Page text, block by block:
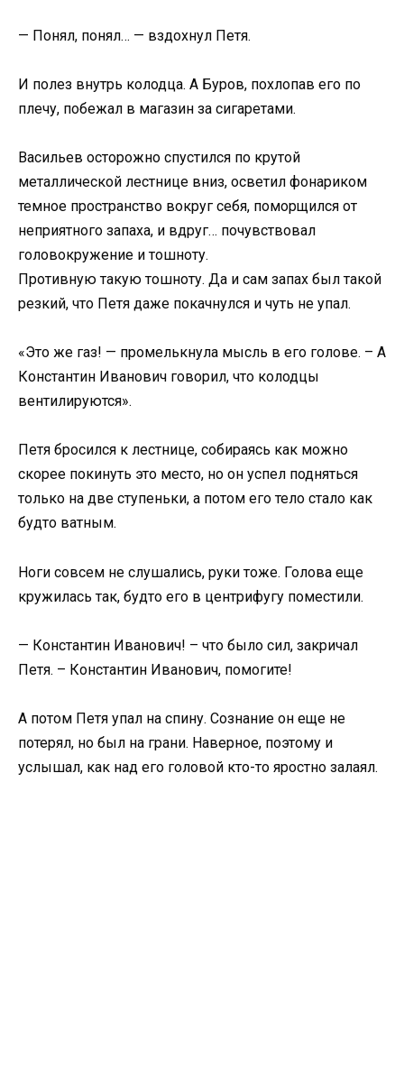
— Понял, понял… — вздохнул Петя.
И полез внутрь колодца. А Буров, похлопав его по
плечу, побежал в магазин за сигаретами.
Васильев осторожно спустился по крутой
металлической лестнице вниз, осветил фонариком
темное пространство вокруг себя, поморщился от
неприятного запаха, и вдруг… почувствовал
головокружение и тошноту.
Противную такую тошноту. Да и сам запах был такой
резкий, что Петя даже покачнулся и чуть не упал.
«Это же газ! — промелькнула мысль в его голове. – А
Константин Иванович говорил, что колодцы
вентилируются».
Петя бросился к лестнице, собираясь как можно
скорее покинуть это место, но он успел подняться
только на две ступеньки, а потом его тело стало как
будто ватным.
Ноги совсем не слушались, руки тоже. Голова еще
кружилась так, будто его в центрифугу поместили.
— Константин Иванович! – что было сил, закричал
Петя. – Константин Иванович, помогите!
А потом Петя упал на спину. Сознание он еще не
потерял, но был на грани. Наверное, поэтому и
услышал, как над его головой кто-то яростно залаял.